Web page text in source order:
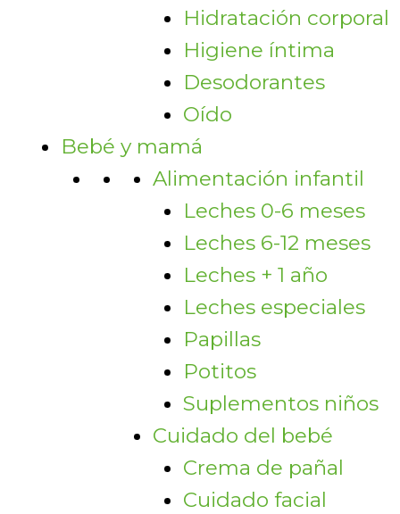
Hidratación corporal
Higiene íntima
Desodorantes
Oído
Bebé y mamá
Alimentación infantil
Leches 0-6 meses
Leches 6-12 meses
Leches + 1 año
Leches especiales
Papillas
Potitos
Suplementos niños
Cuidado del bebé
Crema de pañal
Cuidado facial